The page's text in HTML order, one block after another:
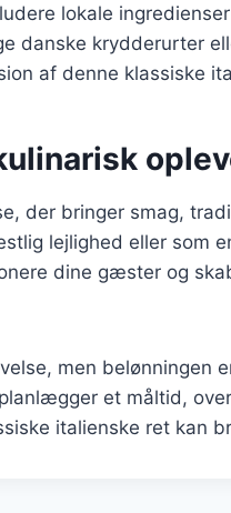
lokale
danske krydderurter
af denne klassiske
der bringer smag,
lejlighed eller som
dine gæster og
men belønningen
et måltid,
italienske ret kan